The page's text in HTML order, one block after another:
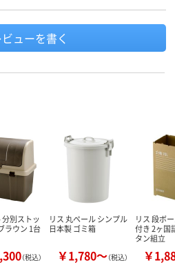
ビューを書く
別ストッ
ラウン 1台
（税込）
リス 丸ペール シンプル
日本製 ゴミ箱
￥1,780～（税込）
リス 段ボ
付き 2ヶ国
タン組立
￥